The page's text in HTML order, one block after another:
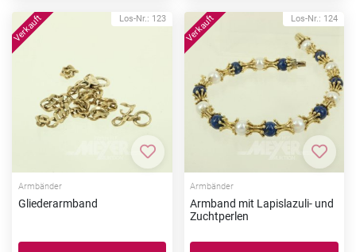
Los-Nr.: 123
Zur Merkliste hinzufügen
Armbänder
Gliederarmband
Los-Nr.: 124
Zur
Armbänder
Armband mit Lapislazuli- und
Zuchtperlen